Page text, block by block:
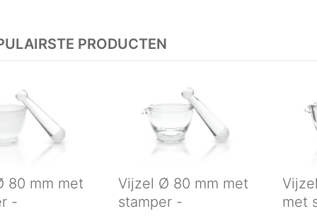
PRODUCTEN
80 mm met
-
Vijzel Ø 80 mm met
stamper -
met